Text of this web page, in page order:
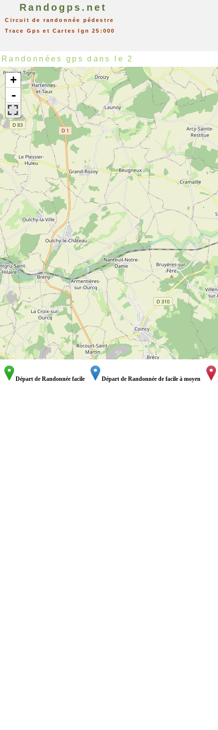
Randogps.net
Circuit de randonnée pédestre
Trace Gps et Cartes Ign 25:000
Randonnées gps dans le 2
+
-
Départ de Randonnée facile Départ de Randonnée de facile à moyen